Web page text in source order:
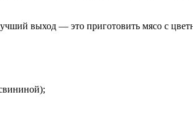
выход — это приготовить мясо с